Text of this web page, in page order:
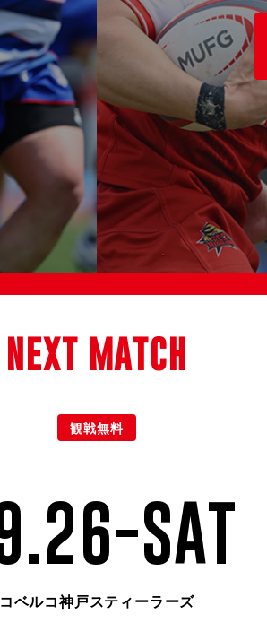
NEXT MATCH
観戦無料
SAT
コベルコ神戸スティーラーズ